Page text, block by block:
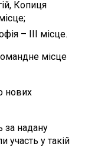
Копиця
– ІІІ місце.
місце
нових
за надану
участь у такій